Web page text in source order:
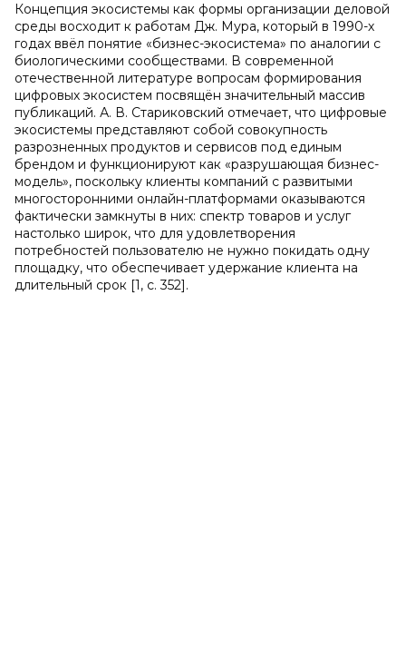
Концепция экосистемы как формы организации деловой
среды восходит к работам Дж. Мура, который в 1990-х
годах ввёл понятие «бизнес-экосистема» по аналогии с
биологическими сообществами. В современной
отечественной литературе вопросам формирования
цифровых экосистем посвящён значительный массив
публикаций. А. В. Стариковский отмечает, что цифровые
экосистемы представляют собой совокупность
разрозненных продуктов и сервисов под единым
брендом и функционируют как «разрушающая бизнес-
модель», поскольку клиенты компаний с развитыми
многосторонними онлайн-платформами оказываются
фактически замкнуты в них: спектр товаров и услуг
настолько широк, что для удовлетворения
потребностей пользователю не нужно покидать одну
площадку, что обеспечивает удержание клиента на
длительный срок [1, с. 352].